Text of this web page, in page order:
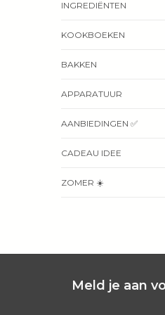
INGREDIËNTEN
KOOKBOEKEN
BAKKEN
APPARATUUR
AANBIEDINGEN ✅
CADEAU IDEE
ZOMER ☀️
Meld je aan